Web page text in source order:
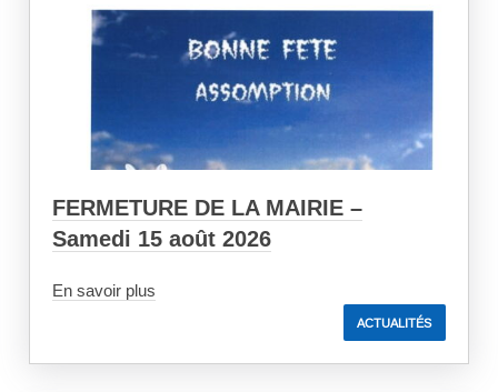
FERMETURE DE LA MAIRIE –
Samedi 15 août 2026
En savoir plus
ACTUALITÉS